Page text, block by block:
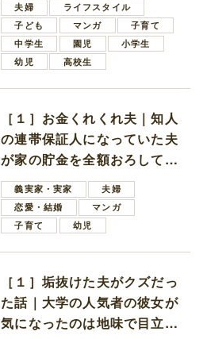
夫婦
ライフスタイル
子ども
マンガ
子育て
中学生
園児
小学生
幼児
高校生
［１］お金くれくれ夫｜知人
の連帯保証人になっていた夫
が家の貯金を全額おろしてほ
しいと言ってきた
義実家・実家
夫婦
恋愛・結婚
マンガ
子育て
幼児
［１］垢抜けた夫がクズだっ
た話｜大学の人気者の彼女が
気になったのは地味で目立た